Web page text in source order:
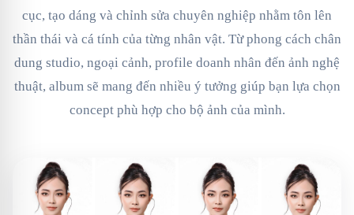
cục, tạo dáng và chỉnh sửa chuyên nghiệp nhằm tôn lên
thần thái và cá tính của từng nhân vật. Từ phong cách chân
dung studio, ngoại cảnh, profile doanh nhân đến ảnh nghệ
thuật, album sẽ mang đến nhiều ý tưởng giúp bạn lựa chọn
concept phù hợp cho bộ ảnh của mình.